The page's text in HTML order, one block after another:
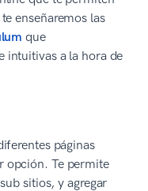
enseñaremos las
que
intuitivas a la hora de
páginas
opción. Te permite
sitios, y agregar